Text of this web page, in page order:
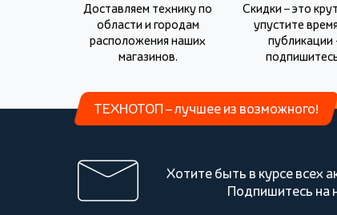
Доставляем технику по
области и городам
расположения наших
магазинов.
Скидки – это
упустите
публикации
ТЕХНОТОП – лучшее из возможного!
Хотите быть в курсе всех
Подпишитесь на